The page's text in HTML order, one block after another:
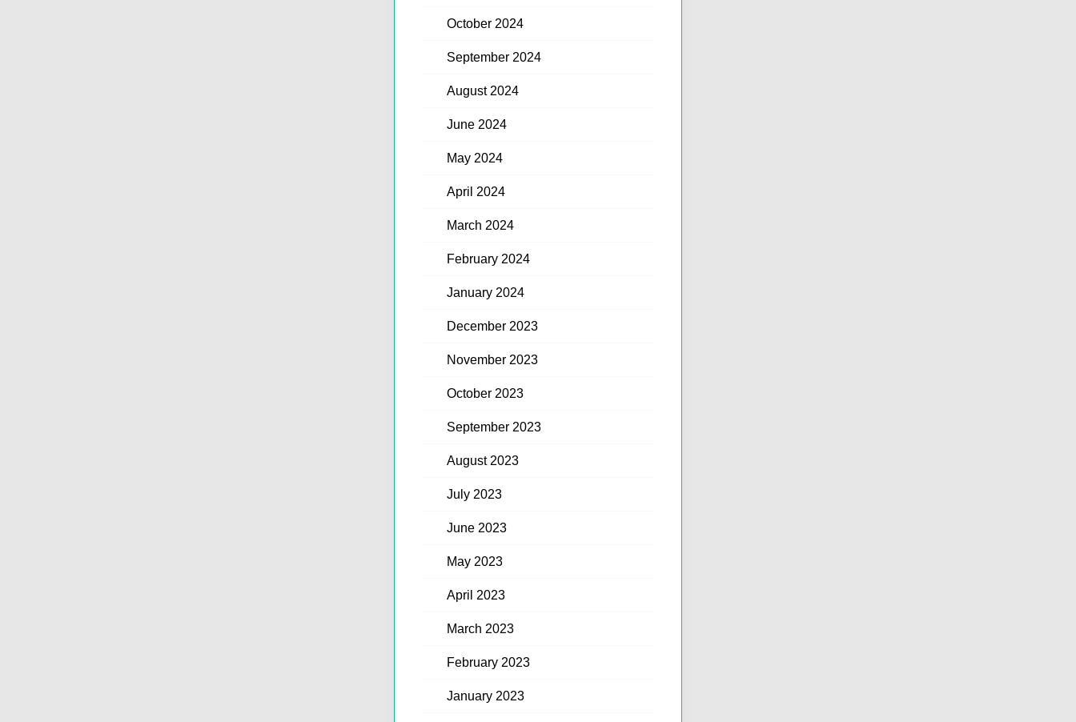
October 2024
September 2024
August 2024
June 2024
May 2024
April 2024
March 2024
February 2024
January 2024
December 2023
November 2023
October 2023
September 2023
August 2023
July 2023
June 2023
May 2023
April 2023
March 2023
February 2023
January 2023